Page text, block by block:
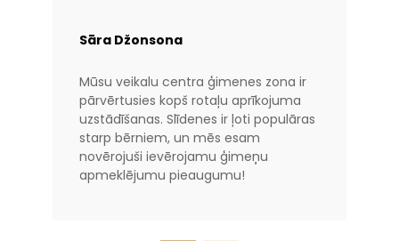
Sāra Džonsona
Mūsu veikalu centra ģimenes zona ir
pārvērtusies kopš rotaļu aprīkojuma
uzstādīšanas. Slīdenes ir ļoti populāras
starp bērniem, un mēs esam
novērojuši ievērojamu ģimeņu
apmeklējumu pieaugumu!